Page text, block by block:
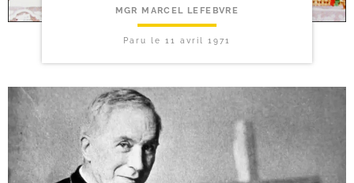
MGR MARCEL LEFEBVRE
Paru le 11 avril 1971